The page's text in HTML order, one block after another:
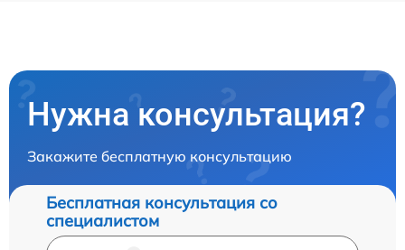
Нужна консультация?
Закажите бесплатную консультацию
Бесплатная консультация со
специалистом